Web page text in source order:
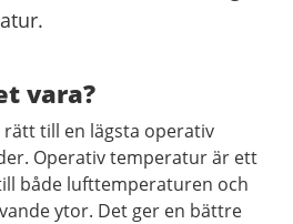
vara?
till en lägsta operativ
Operativ temperatur är ett
både lufttemperaturen och
ytor. Det ger en bättre